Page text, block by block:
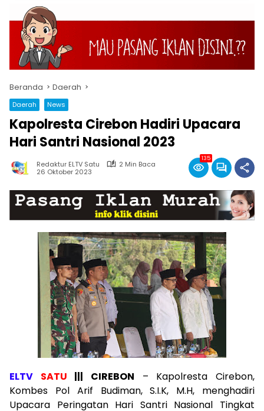
Beranda Daerah
Daerah News
Kapolresta Cirebon Hadiri Upacara
Hari Santri Nasional 2023
Redaktur ELTV Satu
2 Min Baca
26 Oktober 2023
135
ELTV SATU ||| CIREBON – Kapolresta Cirebon,
Kombes Pol Arif Budiman, S.I.K, M.H, menghadiri
Upacara Peringatan Hari Santri Nasional Tingkat